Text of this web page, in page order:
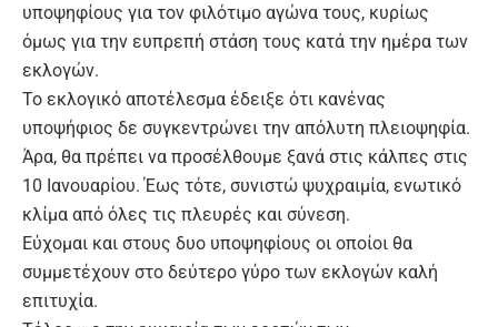
υποψηφίους για τον φιλότιμο αγώνα τους, κυρίως
όμως για την ευπρεπή στάση τους κατά την ημέρα των
εκλογών.
Το εκλογικό αποτέλεσμα έδειξε ότι κανένας
υποψήφιος δε συγκεντρώνει την απόλυτη πλειοψηφία.
Άρα, θα πρέπει να προσέλθουμε ξανά στις κάλπες στις
10 Ιανουαρίου. Έως τότε, συνιστώ ψυχραιμία, ενωτικό
κλίμα από όλες τις πλευρές και σύνεση.
Εύχομαι και στους δυο υποψηφίους οι οποίοι θα
συμμετέχουν στο δεύτερο γύρο των εκλογών καλή
επιτυχία.